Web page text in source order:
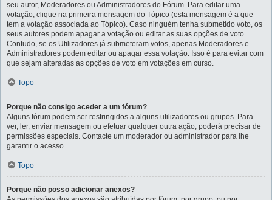
seu autor, Moderadores ou Administradores do Fórum. Para editar uma
votação, clique na primeira mensagem do Tópico (esta mensagem é a que
tem a votação associada ao Tópico). Caso ninguém tenha submetido voto, os
seus autores podem apagar a votação ou editar as suas opções de voto.
Contudo, se os Utilizadores já submeteram votos, apenas Moderadores e
Administradores podem editar ou apagar essa votação. Isso é para evitar com
que sejam alteradas as opções de voto em votações em curso.
Topo
Porque não consigo aceder a um fórum?
Alguns fórum podem ser restringidos a alguns utilizadores ou grupos. Para
ver, ler, enviar mensagem ou efetuar qualquer outra ação, poderá precisar de
permissões especiais. Contacte um moderador ou administrador para lhe
garantir o acesso.
Topo
Porque não posso adicionar anexos?